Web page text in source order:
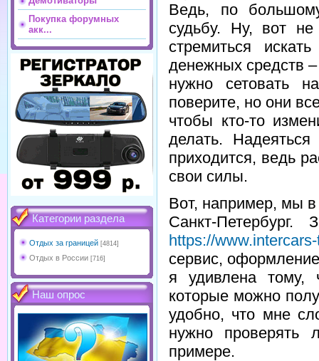
Покупка форумных
акк...
Категории раздела
Отдых за границей [4814]
Отдых в России [716]
Наш опрос
Ведь, по
судьбу. Ну, вот
стремиться
денежных средств
нужно сетовать
поверите, но они
чтобы кто-то
делать.
приходится, ведь
свои силы.
Вот, например, мы
Санкт-Петербург.
https://
сервис,
я удивлена тому,
которые можно
удобно, что мне
нужно проверять
примере.